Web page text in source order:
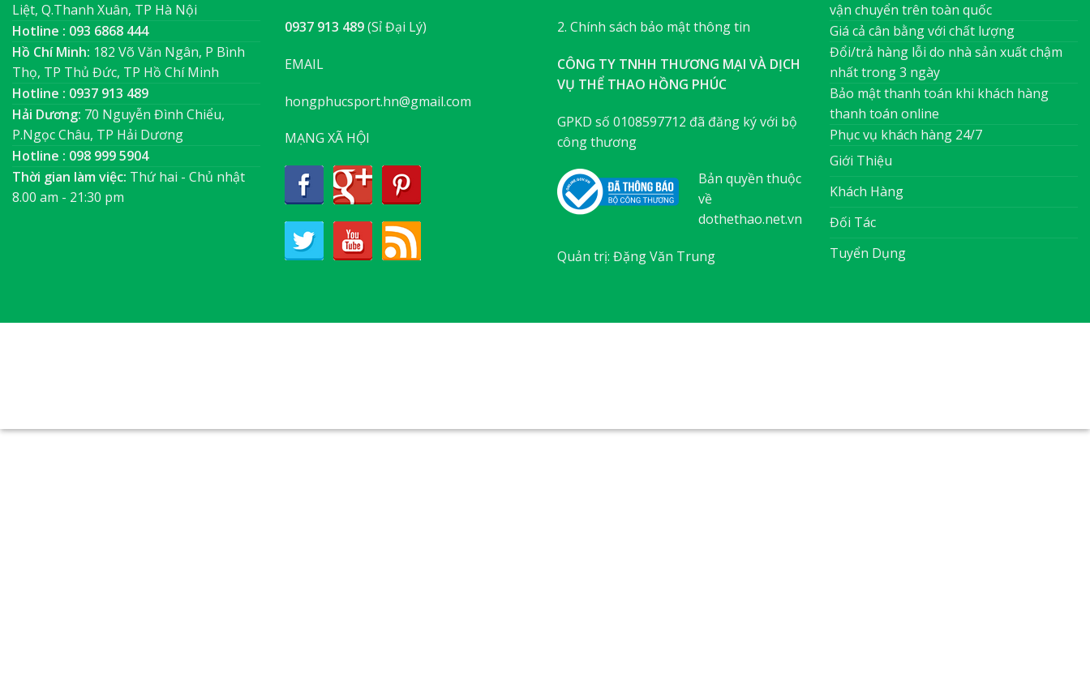
Liệt, Q.Thanh Xuân, TP Hà Nội
Hotline : 093 6868 444
Hồ Chí Minh: 182 Võ Văn Ngân, P Bình
Thọ, TP Thủ Đức, TP Hồ Chí Minh
Hotline : 0937 913 489
Hải Dương: 70 Nguyễn Đình Chiểu,
P.Ngọc Châu, TP Hải Dương
Hotline : 098 999 5904
Thời gian làm việc: Thứ hai - Chủ nhật
8.00 am - 21:30 pm
0937 913 489(Sỉ Đại Lý)
EMAIL
hongphucsport.hn@gmail.com
MẠNG XÃ HỘI
2. Chính sách bảo mật thông tin
CÔNG TY TNHH THƯƠNG MẠI VÀ DỊCH
VỤ THỂ THAO HỒNG PHÚC
GPKD số 0108597712 đã đăng ký với bộ
công thương
Bản quyền thuộc
về
dothethao.net.vn
Quản trị: Đặng Văn Trung
vận chuyển trên toàn quốc
Giá cả cân bằng với chất lượng
Đổi/trả hàng lỗi do nhà sản xuất chậm
nhất trong 3 ngày
Bảo mật thanh toán khi khách hàng
thanh toán online
Phục vụ khách hàng 24/7
Giới Thiệu
Khách Hàng
Đối Tác
Tuyển Dụng